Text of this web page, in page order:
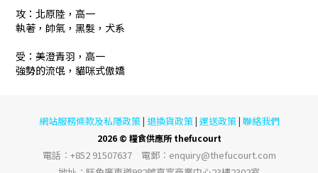
攻：北原陸，高一
執著，帥氣，黑髮，犬系
受：美澄青羽，高一
強勢的流氓，貓咪式傲嬌
網站服務條款及私隱政策| 退換貨政策| 運送政策 | 聯絡我們
2026 © 糧食供應所 thefucourt
電話︰+852 91507637 電郵︰enquiry@thefucourt.com